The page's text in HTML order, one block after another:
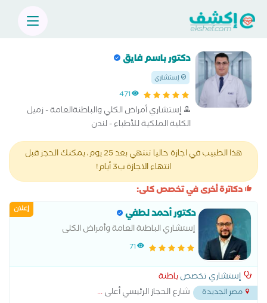
دكتور باسم فايق
إستشاري
471
إستشاري أمراض الكلي والباطنةالعامة - زميل
الكلية الملكية للأطباء - لندن
هذا الطبيب في اجازة حاليا تنتهي بعد 25 يوم، يمكنك الحجز قبل
انتهاء الاجازة ب3 أيام!
دكاترة أخرى في تخصص كلى:
إعلان دكتور أحمد لطفي
إستشاري الباطنة العامة وأمراض الكلى
71
إستشاري تخصصباطنة
مصر الجديدة شارع الحجاز الرئيسي أعلى...